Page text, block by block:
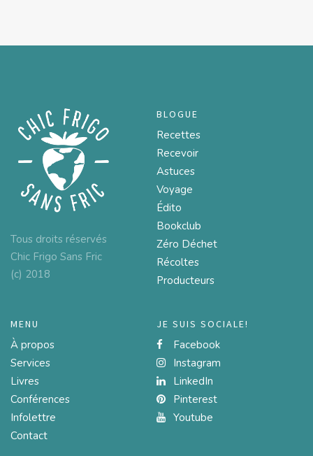
Tous droits réservés
Chic Frigo Sans Fric
(c) 2018
BLOGUE
Recettes
Recevoir
Astuces
Voyage
Édito
Bookclub
Zéro Déchet
Récoltes
Producteurs
MENU
À propos
Services
Livres
Conférences
Infolettre
Contact
JE SUIS SOCIALE!
Facebook
Instagram
LinkedIn
Pinterest
Youtube